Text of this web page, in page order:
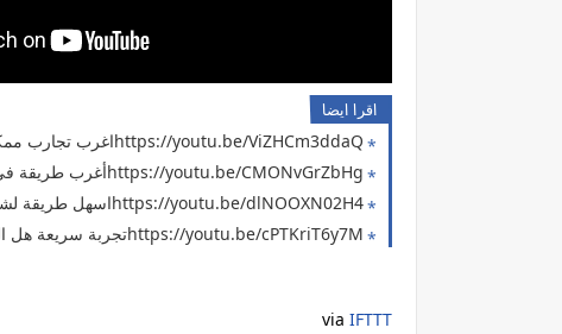
اقرا ايضا
https://youtu.be/ViZHCm3ddaQاغرب تجارب ممكن تعملها في البيت ( حل مشكلة انقطاع الكهرباء 6 ) شحن الهاتف بالبطاطس
https://youtu.be/CMONvGrZbHgأغرب طريقة في العالم لشحن الموبايل ( حل مشكلة انقطاع الكهرباء 5 )
https://youtu.be/dlNOOXN02H4اسهل طريقة لشحن الهاتف ( حل مشكلة انقطاع الكهرباء 4 )
https://youtu.be/cPTKriT6y7Mتجربة سريعة هل الليمون يقدر يشحن الهاتف ( حل مشكلة انقطاع الكهرباء 3 )
via IFTTT